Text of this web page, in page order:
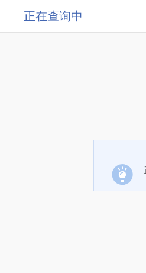
正在查询中